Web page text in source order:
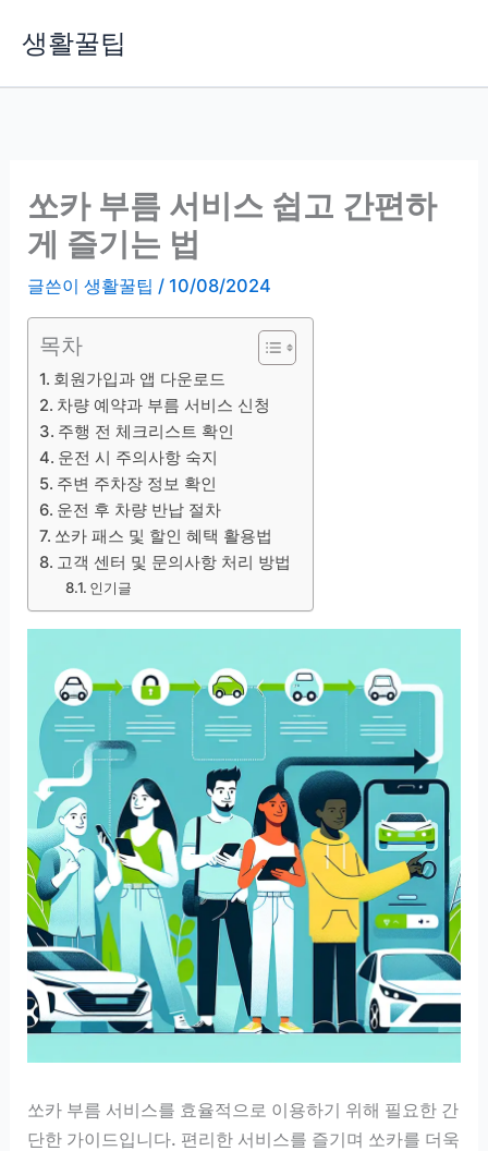
생활꿀팁
쏘카 부름 서비스 쉽고 간편하
게 즐기는 법
글쓴이생활꿀팁 / 10/08/2024
목차
회원가입과 앱 다운로드
차량 예약과 부름 서비스 신청
주행 전 체크리스트 확인
운전 시 주의사항 숙지
주변 주차장 정보 확인
운전 후 차량 반납 절차
쏘카 패스 및 할인 혜택 활용법
고객 센터 및 문의사항 처리 방법
인기글
쏘카 부름 서비스를 효율적으로 이용하기 위해 필요한 간
단한 가이드입니다. 편리한 서비스를 즐기며 쏘카를 더욱